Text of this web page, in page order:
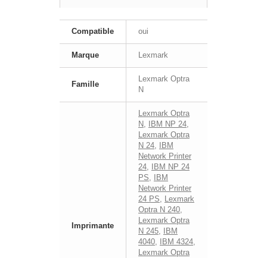
Compatible oui
Marque Lexmark
Famille
Lexmark Optra
N
Imprimante
Lexmark Optra
N, IBM NP 24,
Lexmark Optra
N 24,
IBM
Network Printer
24,
IBM NP 24
PS,
IBM
Network Printer
24 PS, Lexmark
Optra N 240,
Lexmark Optra
N 245,
IBM
4040, IBM 4324,
Lexmark Optra